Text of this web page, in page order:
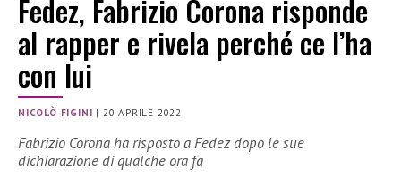
Fedez, Fabrizio Corona risponde
al rapper e rivela perché ce l’ha
con lui
NICOLÒ FIGINI | 20 APRILE 2022
Fabrizio Corona ha risposto a Fedez dopo le sue
dichiarazione di qualche ora fa